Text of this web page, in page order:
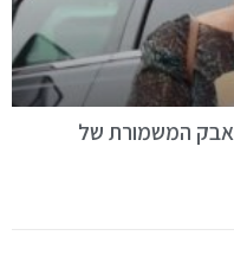
המשמורת של